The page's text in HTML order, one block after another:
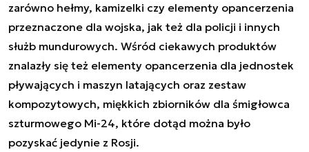
zarówno hełmy, kamizelki czy elementy opancerzenia
przeznaczone dla wojska, jak też dla policji i innych
służb mundurowych. Wśród ciekawych produktów
znalazły się też elementy opancerzenia dla jednostek
pływających i maszyn latających oraz zestaw
kompozytowych, miękkich zbiorników dla śmigłowca
szturmowego Mi-24, które dotąd można było
pozyskać jedynie z Rosji.